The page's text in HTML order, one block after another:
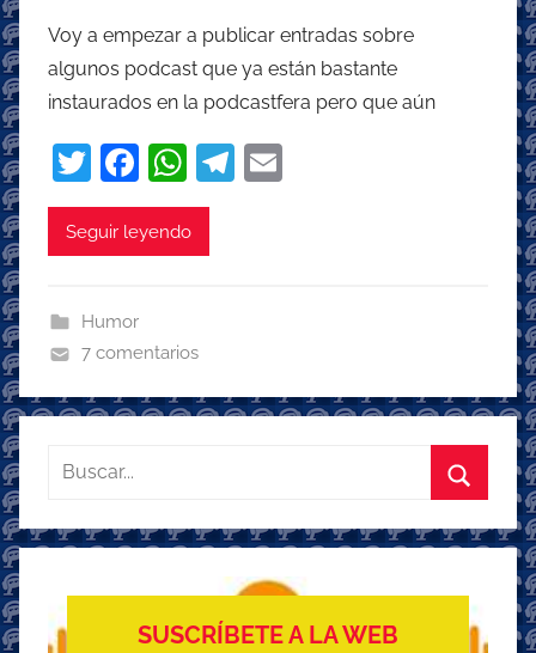
Voy a empezar a publicar entradas sobre
algunos podcast que ya están bastante
instaurados en la podcastfera pero que aún
T
w
itt
F
a
c
o
o
k
W
h
at
p
p
T
Seguir leyendo
Humor
7 comentarios
Buscar:
Buscar
SUSCRÍBETE A LA WEB